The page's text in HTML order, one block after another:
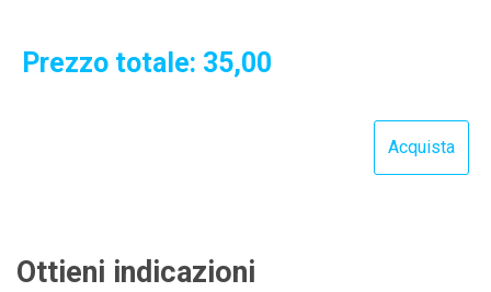
Prezzo totale: 35,00
Ottieni indicazioni